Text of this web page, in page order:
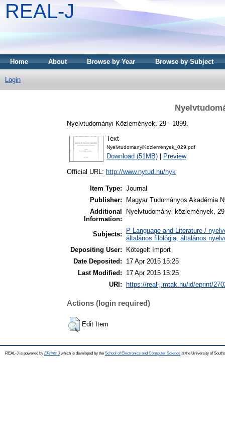
REAL-J
Home About Browse by Year Browse by Subject
Login
Nyelvtudományi Közlemények, 29 - 1899.
Text
NyelvtudomanyiKozlemenyek_029.pdf
Download (51MB) Preview
Official URL: http://www.nytud.hu/nyk
Item Type: Journal
Publisher:
Magyar Tudományos Akadémia
Additional
Information:
Nyelvtudományi közlemények,
Subjects:
P Language and Literature /
általános filológia, általános
Depositing User:
Kötegelt Import
Date Deposited:
17 Apr 2015 15:25
Last Modified:
17 Apr 2015 15:25
URI:
https://real-j.mtak.hu/id/eprint/
Actions (login required)
Edit Item
REAL-J is powered by EPrints 3which is developed by the School of Electronics and Computer Science at the University of